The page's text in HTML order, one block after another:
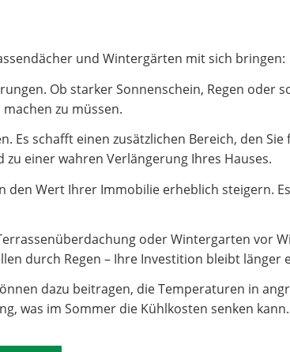
und Wintergärten mit sich bringen:
Ob starker Sonnenschein, Regen oder
zu müssen.
schafft einen zusätzlichen Bereich, den Sie
einer wahren Verlängerung Ihres Hauses.
Wert Ihrer Immobilie erheblich steigern.
oder Wintergarten vor
durch Regen – Ihre Investition bleibt länger
dazu beitragen, die Temperaturen in
was im Sommer die Kühlkosten senken kann.